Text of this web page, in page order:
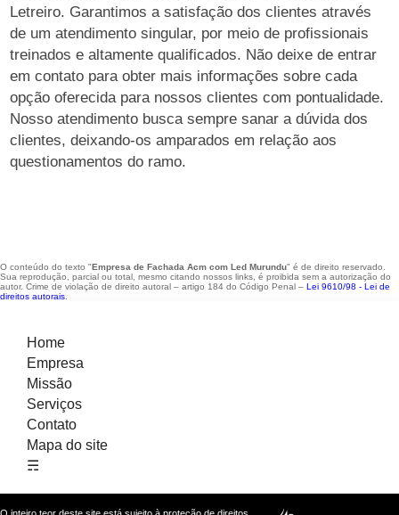
Letreiro. Garantimos a satisfação dos clientes através
de um atendimento singular, por meio de profissionais
treinados e altamente qualificados. Não deixe de entrar
em contato para obter mais informações sobre cada
opção oferecida para nossos clientes com pontualidade.
Nosso atendimento busca sempre sanar a dúvida dos
clientes, deixando-os amparados em relação aos
questionamentos do ramo.
O conteúdo do texto "Empresa de Fachada Acm com Led Murundu" é de direito reservado.
Sua reprodução, parcial ou total, mesmo citando nossos links, é proibida sem a autorização do
autor. Crime de violação de direito autoral – artigo 184 do Código Penal – Lei 9610/98 - Lei de
direitos autorais
Home
Empresa
Missão
Serviços
Contato
Mapa do site
☴
O inteiro teor deste site está sujeito à proteção de direitos